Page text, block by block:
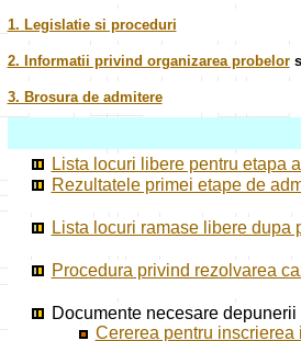
1. Legislatie si proceduri
2. Informatii privind organizarea probelor
3. Brosura de admitere
Lista locuri libere pentru etapa
Rezultatele primei etape de
Lista locuri ramase libere dupa
Procedura privind rezolvarea
Documente necesare
Cererea pentru